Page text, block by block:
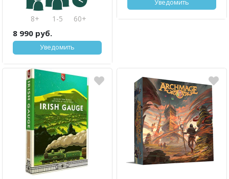
8+ 1-5 60+
8 990 руб.
Уведомить
Уведомить